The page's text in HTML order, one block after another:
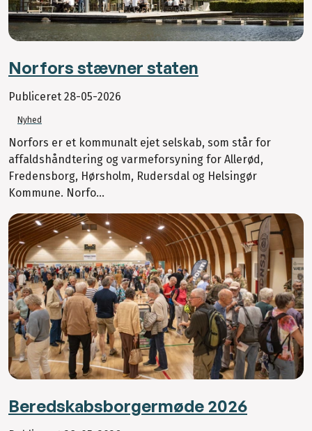
Norfors stævner staten
Publiceret 28-05-2026
Nyhed
Norfors er et kommunalt ejet selskab, som står for
affaldshåndtering og varmeforsyning for Allerød,
Fredensborg, Hørsholm, Rudersdal og Helsingør
Kommune. Norfo...
Beredskabsborgermøde 2026